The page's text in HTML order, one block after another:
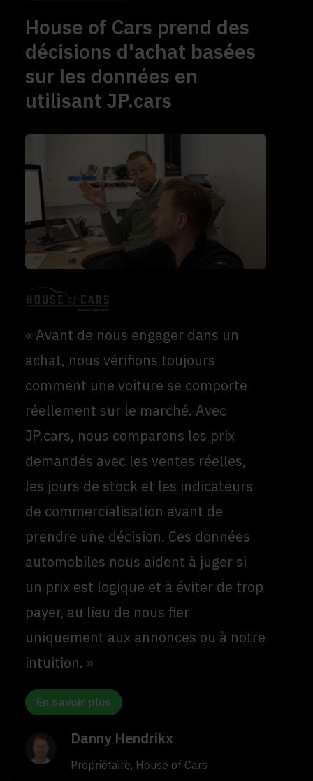
House of Cars prend des
décisions d'achat basées
sur les données en
utilisant JP.cars
« Avant de nous engager dans un
achat, nous vérifions toujours
comment une voiture se comporte
réellement sur le marché. Avec
JP.cars, nous comparons les prix
demandés avec les ventes réelles,
les jours de stock et les indicateurs
de commercialisation avant de
prendre une décision. Ces données
automobiles nous aident à juger si
un prix est logique et à éviter de trop
payer, au lieu de nous fier
uniquement aux annonces ou à notre
intuition. »
En savoir plus
Danny Hendrikx
Propriétaire, House of Cars